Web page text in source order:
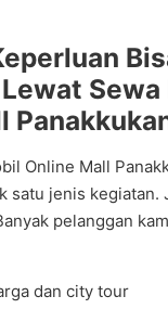
Online Mall
satu jenis kegiatan.
pelanggan
dan city tour